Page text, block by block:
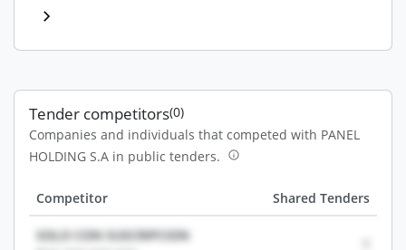
Tender competitors(0)
Companies and individuals that competed with PANEL
HOLDING S.A in public tenders.
Competitor Shared Tenders
SOLO CON SUSCRIPCION